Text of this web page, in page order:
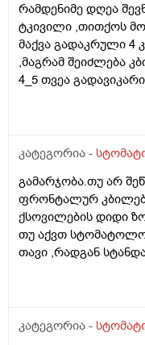
რამდენიმე დღეა
ტკივილი ,თითქოს
მაქვა გადაკრული 4
,მაგრამ შეიძლება
4_5 თვეა გადავიკარი
კატეგორია -
გამარჯობა.თუ არ
ფრონტალურ
ქსოვილების დიდი
თუ აქვთ
თავი ,რადგან
მეორადი
,ადრე ტკიოდა ეხლა
კატეგორია -